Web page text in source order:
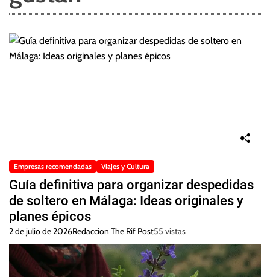
Empresas recomendadas Viajes y Cultura
Guía definitiva para organizar despedidas
de soltero en Málaga: Ideas originales y
planes épicos
2 de julio de 2026Redaccion The Rif Post55 vistas